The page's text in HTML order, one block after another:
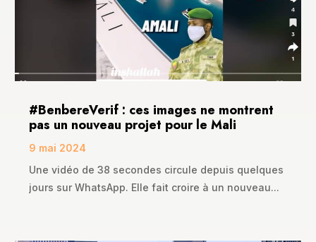
#BenbereVerif : ces images ne montrent
pas un nouveau projet pour le Mali
9 mai 2024
Une vidéo de 38 secondes circule depuis quelques
jours sur WhatsApp. Elle fait croire à un nouveau...